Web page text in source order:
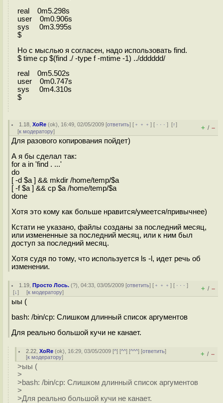
real 0m5.298s
user 0m0.906s
sys 0m3.995s
$
Но с мыслью я согласен, надо использовать find.
$ time cp $(find ./ -type f -mtime -1) ../dddddd/
real 0m5.502s
user 0m0.747s
sys 0m4.310s
$
1.18 ,XoRe (ok), 16:49, 02/05/2009 [ответить] [ ﹢﹢﹢] [ · · ·][↑]
[к модератору] + / –
Для разового копирования пойдет)
А я бы сделал так:
for a in 'find . ...'
do
[ -d $a ] && mkdir /home/temp/$a
[ -f $a ] && cp $a /home/temp/$a
done
Хотя это кому как больше нравится/умеется/привычнее)
Кстати не указано, файлы созданы за последний месяц,
или измененные за последний месяц, или к ним был
доступ за последний месяц.
Хотя судя по тому, что используется ls -l, идет речь об
изменении.
1.19 ,Просто Лось. (?), 04:33, 03/05/2009 [ответить] [ ﹢﹢﹢] [ · · ·]
[↓] [к модератору] + / –
ыы (
bash: /bin/cp: Слишком длинный список аргументов
Для реально большой кучи не канает.
2.22 ,XoRe (ok), 16:29, 03/05/2009 [^] [^^] [^^^] [ответить]
[к модератору] + / –
>ыы (
>
>bash: /bin/cp: Слишком длинный список аргументов
>
>Для реально большой кучи не канает.